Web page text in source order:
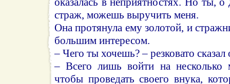
страж, можешь выручить меня.
Она протянула ему золотой, и
большим интересом.
– Чего ты хочешь? – резковато сказал
– Всего лишь войти на несколько
чтобы проведать своего внука,